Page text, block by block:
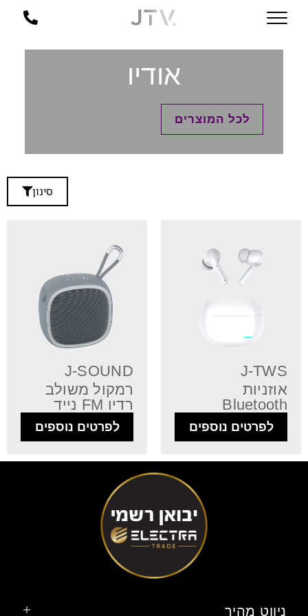
אודיו
לכל המוצרים
סינון
J-TWS
אוזניות
Bluetooth
לפרטים נוספים
J-SOUND
רמקול משולב
רדיו FM נייד
לפרטים נוספים
ניווט מהיר